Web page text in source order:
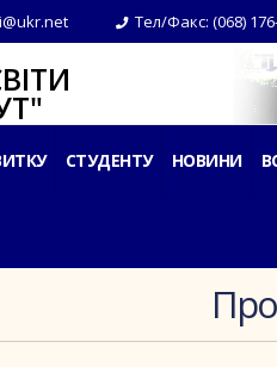
Тел/Факс: (068)
СТУДЕНТУ НОВИНИ